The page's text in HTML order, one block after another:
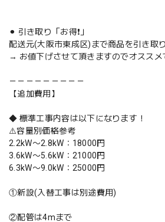
⚫︎ 引き取り「お得❗️」
配送元(大阪市東成区)まで商品を引き取
→ お値下げさせて頂きますのでオススメ
－－－－－－－－－
【追加費用】
◆ 標準工事内容は以下になります！
⚠️容量別価格参考
2.2kW〜2.8kW：18000円
3.6kW〜5.6kW：21000円
6.3kW〜9.0kW：25000円
①新設(入替工事は別途費用)
②配管は4mまで